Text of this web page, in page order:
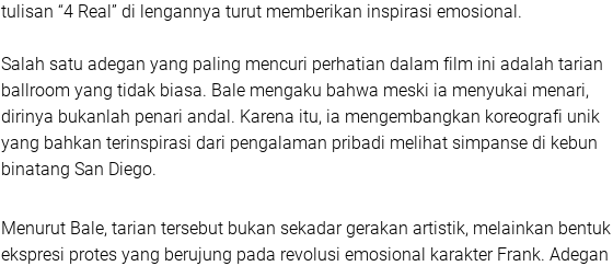
tulisan “4 Real” di lengannya turut memberikan inspirasi emosional.
Salah satu adegan yang paling mencuri perhatian dalam film ini adalah tarian
ballroom yang tidak biasa. Bale mengaku bahwa meski ia menyukai menari,
dirinya bukanlah penari andal. Karena itu, ia mengembangkan koreografi unik
yang bahkan terinspirasi dari pengalaman pribadi melihat simpanse di kebun
binatang San Diego.
Menurut Bale, tarian tersebut bukan sekadar gerakan artistik, melainkan bentuk
ekspresi protes yang berujung pada revolusi emosional karakter Frank. Adegan